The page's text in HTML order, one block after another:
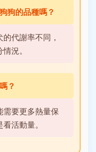
狗的品種嗎？
代謝率不同，
況。
？
需要更多熱量保
活動量。